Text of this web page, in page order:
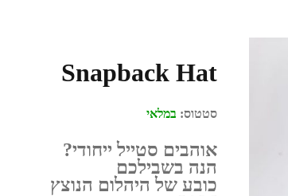
Snapback Hat
סטטוס: במלאי
אוהבים סטייל ייחודי?
הנה בשבילכם
כובע של היהלום הנוצץ